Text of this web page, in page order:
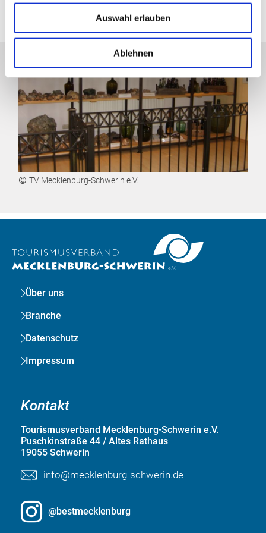
Auswahl erlauben
Ablehnen
TV Mecklenburg-Schwerin e.V.
Über uns
Branche
Datenschutz
Impressum
Kontakt
Tourismusverband Mecklenburg-Schwerin e.V.
Puschkinstraße 44 / Altes Rathaus
19055 Schwerin
info@mecklenburg-schwerin.de
@bestmecklenburg